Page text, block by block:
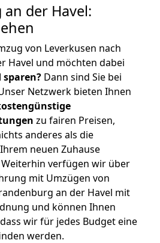
der Havel:
von Leverkusen nach
Havel und möchten dabei
sparen? Dann sind Sie bei
Netzwerk bieten Ihnen
zu fairen Preisen,
anderes als die
neuen Zuhause
verfügen wir über
mit Umzügen von
an der Havel mit
und können Ihnen
wir für jedes Budget eine
werden.